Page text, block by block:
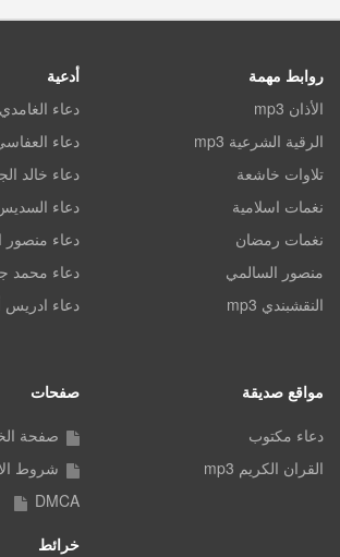
روابط مهمة
الأذان mp3
الرقية الشرعية mp3
تلاوات خاشعة
نغمات اسلامية
نغمات رمضان
منصور السالمي
النقشبندي mp3
أدعية
دعاء الغامدي
دعاء
دعاء خالد
دعاء
دعاء منصور
دعاء محمد
دعاء ادريس
مواقع صديقة
دعاء مكتوب
القران الكريم mp3
صفحات
صفحة
شروط
DMCA
خرائط